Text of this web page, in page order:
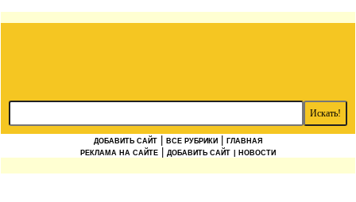
ДОБАВИТЬ САЙТ ВСЕ РУБРИКИ
ГЛАВНАЯ
РЕКЛАМА НА САЙТЕ
ДОБАВИТЬ САЙТ | НОВОСТИ